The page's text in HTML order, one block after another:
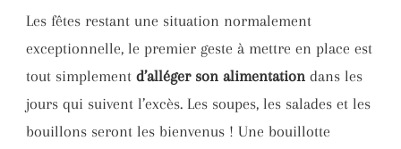
Les fêtes restant une situation normalement
exceptionnelle, le premier geste à mettre en place est
tout simplement d’alléger son alimentation dans les
jours qui suivent l’excès. Les soupes, les salades et les
bouillons seront les bienvenus ! Une bouillotte